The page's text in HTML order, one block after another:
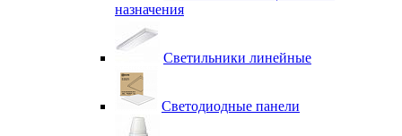
назначения
Светильники линейные
Светодиодные панели